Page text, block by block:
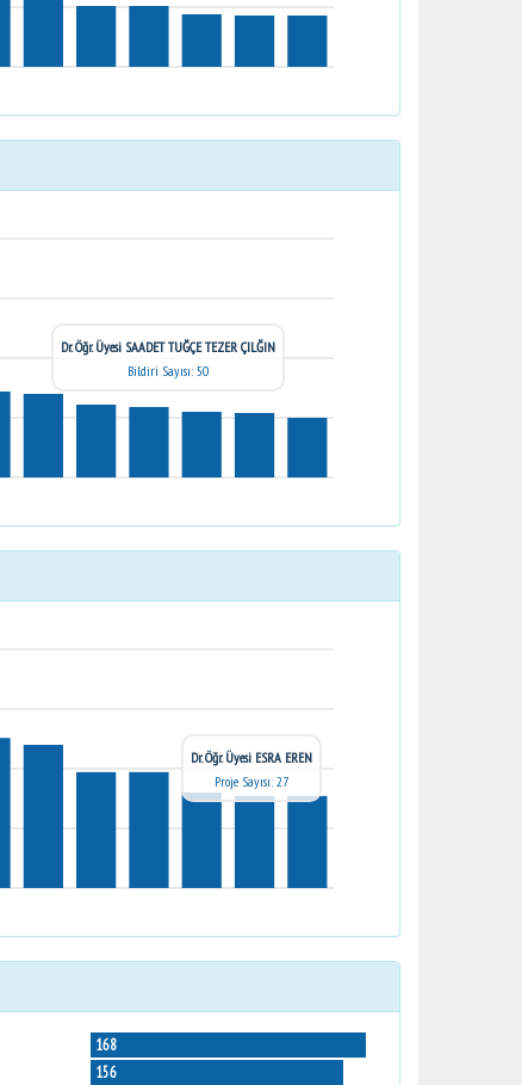
Dr. Öğr. Üyesi SAADET TUĞÇE TEZER ÇILĞIN
Bildiri Sayısı: 50
Dr. Öğr. Üyesi ESRA EREN
Proje Sayısı: 27
168
156